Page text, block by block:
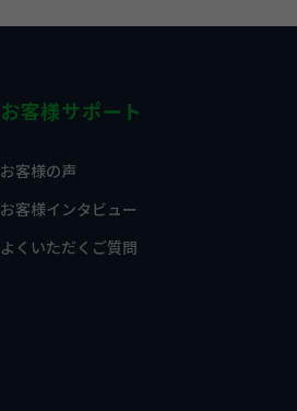
お客様サポート
お客様の声
お客様インタビュー
よくいただくご質問